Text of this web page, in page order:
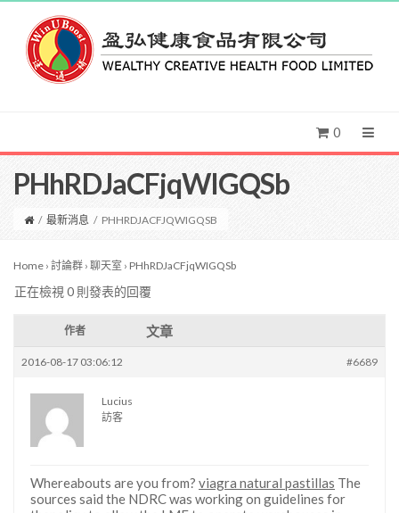
0
PHhRDJaCFjqWIGQSb
/ 最新消息 / PHHRDJACFJQWIGQSB
Home › 討論群 › 聊天室 › PHhRDJaCFjqWIGQSb
正在檢視 0 則發表的回覆
作者 文章
2016-08-17 03:06:12 #6689
Lucius
訪客
Whereabouts are you from? viagra natural pastillas The
sources said the NDRC was working on guidelines for